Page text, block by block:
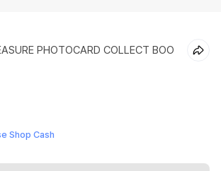
PHOTOCARD COLLECT BOO
Shop Cash